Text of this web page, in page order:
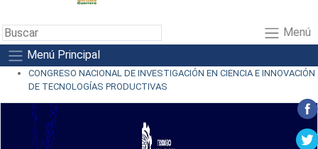
Menú
Menú Principal
CONGRESO NACIONAL DE INVESTIGACIÓN EN CIENCIA E INNOVACIÓN
DE TECNOLOGÍAS PRODUCTIVAS